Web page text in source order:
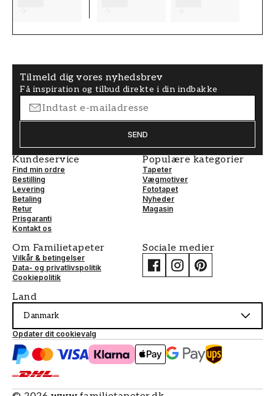
Tilmeld dig vores nyhedsbrev
Få inspiration og tilbud direkte i din indbakke
SEND
Kundeservice
Find min ordre
Bestilling
Levering
Betaling
Retur
Prisgaranti
Kontakt os
Populære kategorier
Tapeter
Vægmotiver
Fototapet
Nyheder
Magasin
Om Familietapeter
Vilkår & betingelser
Data- og privatlivspolitik
Cookiepolitik
Sociale medier
Land
Danmark
Opdater dit cookievalg